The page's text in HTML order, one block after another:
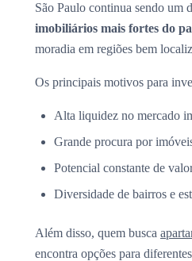
São Paulo continua sendo um
imobiliários mais fortes do
moradia em regiões bem
Os principais motivos para
Alta liquidez no mercado
Grande procura por
Potencial constante de
Diversidade de bairros e
Além disso, quem busca
encontra opções para